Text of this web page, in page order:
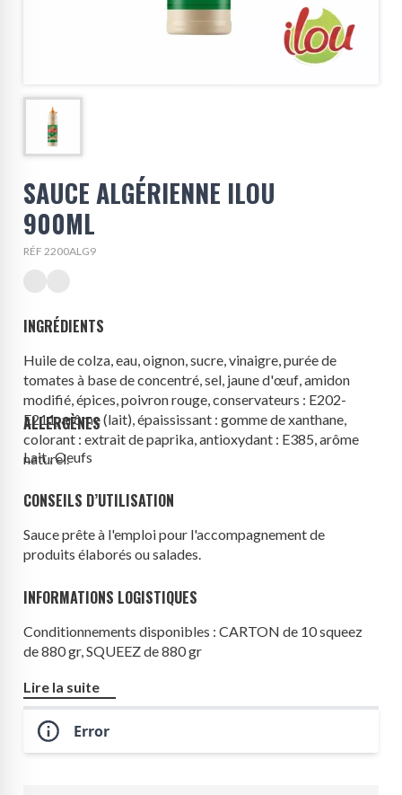
SAUCE ALGÉRIENNE ILOU
900ML
RÉF 2200ALG9
INGRÉDIENTS
Huile de colza, eau, oignon, sucre, vinaigre, purée de
tomates à base de concentré, sel, jaune d'œuf, amidon
modifié, épices, poivron rouge, conservateurs : E202-
E211, arôme (lait), épaississant : gomme de xanthane,
colorant : extrait de paprika, antioxydant : E385, arôme
naturel.
ALLERGÈNES
Lait , Oeufs
CONSEILS D’UTILISATION
Sauce prête à l'emploi pour l'accompagnement de
produits élaborés ou salades.
INFORMATIONS LOGISTIQUES
Conditionnements disponibles : CARTON de 10 squeez
de 880 gr, SQUEEZ de 880 gr
Lire la suite
Error